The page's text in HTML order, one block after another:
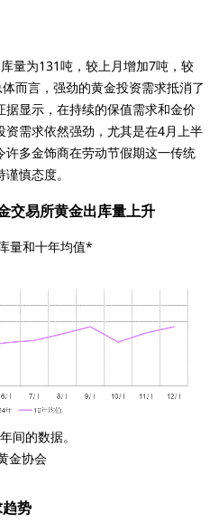
量为131吨，较上月增加7吨，较
而言，强劲的黄金投资需求抵消了
显示，在持续的保值需求和金价
需求依然强劲，尤其是在4月上半
许多金饰商在劳动节假期这一传统
慎态度。
交易所黄金出库量上升
量和十年均值*
间的数据。
金协会
势